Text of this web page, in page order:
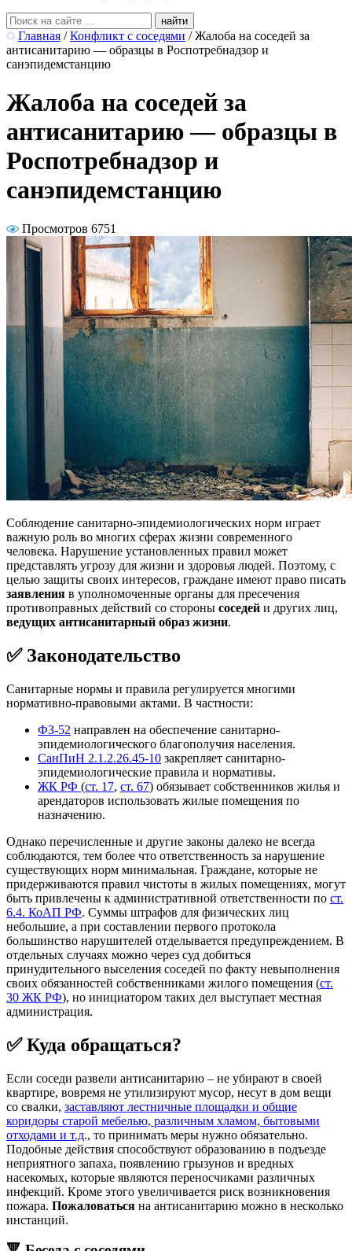
Главная / Конфликт с соседями / Жалоба на соседей за
антисанитарию — образцы в Роспотребнадзор и
санэпидемстанцию
Жалоба на соседей за
антисанитарию — образцы в
Роспотребнадзор и
санэпидемстанцию
Просмотров 6751
Соблюдение санитарно-эпидемиологических норм играет
важную роль во многих сферах жизни современного
человека. Нарушение установленных правил может
представлять угрозу для жизни и здоровья людей. Поэтому, с
целью защиты своих интересов, граждане имеют право писать
заявления в уполномоченные органы для пресечения
противоправных действий со стороны соседей и других лиц,
ведущих антисанитарный образ жизни.
✅ Законодательство
Санитарные нормы и правила регулируется многими
нормативно-правовыми актами. В частности:
ФЗ-52 направлен на обеспечение санитарно-
эпидемиологического благополучия населения.
СанПиН 2.1.2.26.45-10 закрепляет санитарно-
эпидемиологические правила и нормативы.
ЖК РФ (ст. 17, ст. 67) обязывает собственников жилья и
арендаторов использовать жилые помещения по
назначению.
Однако перечисленные и другие законы далеко не всегда
соблюдаются, тем более что ответственность за нарушение
существующих норм минимальная. Граждане, которые не
придерживаются правил чистоты в жилых помещениях, могут
быть привлечены к административной ответственности по ст.
6.4. КоАП РФ. Суммы штрафов для физических лиц
небольшие, а при составлении первого протокола
большинство нарушителей отделывается предупреждением. В
отдельных случаях можно через суд добиться
принудительного выселения соседей по факту невыполнения
своих обязанностей собственниками жилого помещения (ст.
30 ЖК РФ), но инициатором таких дел выступает местная
администрация.
✅ Куда обращаться?
Если соседи развели антисанитарию – не убирают в своей
квартире, вовремя не утилизируют мусор, несут в дом вещи
со свалки, заставляют лестничные площадки и общие
коридоры старой мебелью, различным хламом, бытовыми
отходами и т.д., то принимать меры нужно обязательно.
Подобные действия способствуют образованию в подъезде
неприятного запаха, появлению грызунов и вредных
насекомых, которые являются переносчиками различных
инфекций. Кроме этого увеличивается риск возникновения
пожара. Пожаловаться на антисанитарию можно в несколько
инстанций.